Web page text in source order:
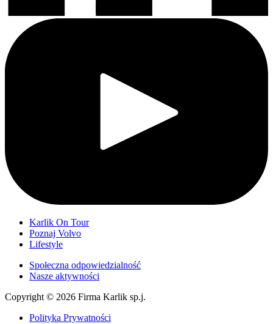
Karlik On Tour
Poznaj Volvo
Lifestyle
Społeczna odpowiedzialność
Nasze aktywności
Copyright © 2026 Firma Karlik sp.j.
Polityka Prywatności